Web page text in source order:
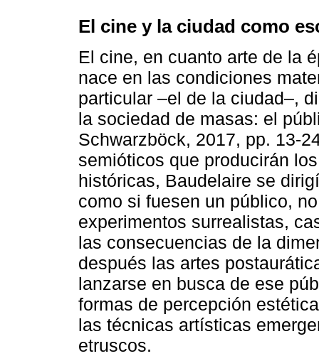
El cine y la ciudad como
El cine, en cuanto arte de la
nace en las condiciones
particular –el de la ciudad–,
la sociedad de masas: el
Schwarzböck, 2017, pp. 13-
semióticos que producirán
históricas, Baudelaire se
como si fuesen un público,
experimentos surrealistas,
las consecuencias de la
después las artes
lanzarse en busca de ese
formas de percepción
las técnicas artísticas
etruscos.